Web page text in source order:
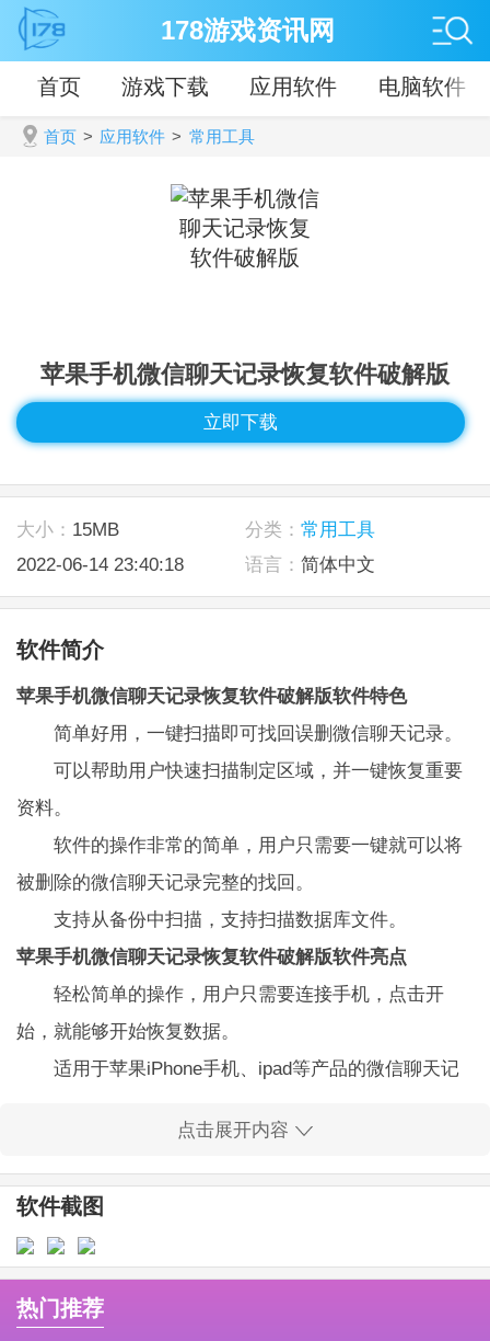
178游戏资讯网
首页 游戏下载 应用软件 电脑软件
首页 > 应用软件 > 常用工具
苹果手机微信聊天记录恢复软件破解版
立即下载
大小： 15MB 分类： 常用工具
2022-06-14 23:40:18
语言： 简体中文
软件简介
苹果手机微信聊天记录恢复软件破解版软件特色
简单好用，一键扫描即可找回误删微信聊天记录。
可以帮助用户快速扫描制定区域，并一键恢复重要
资料。
软件的操作非常的简单，用户只需要一键就可以将
被删除的微信聊天记录完整的找回。
支持从备份中扫描，支持扫描数据库文件。
苹果手机微信聊天记录恢复软件破解版软件亮点
轻松简单的操作，用户只需要连接手机，点击开
始，就能够开始恢复数据。
适用于苹果iPhone手机、ipad等产品的微信聊天记
一键导出的记录，软件支持备份导入读取，扫描分
析查看记录。
界面简单，功能稳定，操作方便，数据恢复速度
快。
苹果手机微信聊天记录恢复软件破解版软件亮点
软件的实用性非常的高，能够很快速的将用户消失
点击展开内容
软件截图
热门推荐